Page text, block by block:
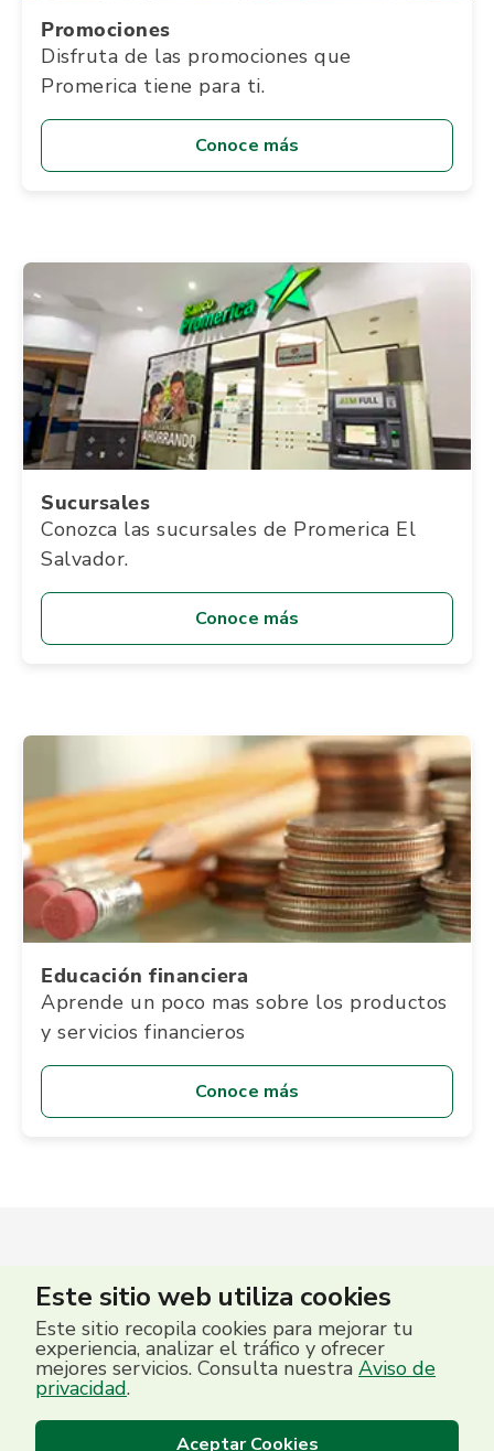
Promociones
Disfruta de las promociones que
Promerica tiene para ti.
Conoce más
Sucursales
Conozca las sucursales de Promerica El
Salvador.
Conoce más
Educación financiera
Aprende un poco mas sobre los productos
y servicios financieros
Conoce más
Este sitio web utiliza cookies
Este sitio recopila cookies para mejorar tu
experiencia, analizar el tráfico y ofrecer
mejores servicios. Consulta nuestra Aviso de
privacidad.
Aceptar Cookies